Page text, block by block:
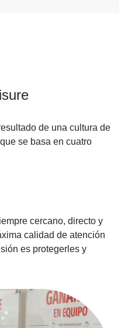
de una cultura de
se basa en cuatro
cercano, directo y
calidad de atención
es protegerles y